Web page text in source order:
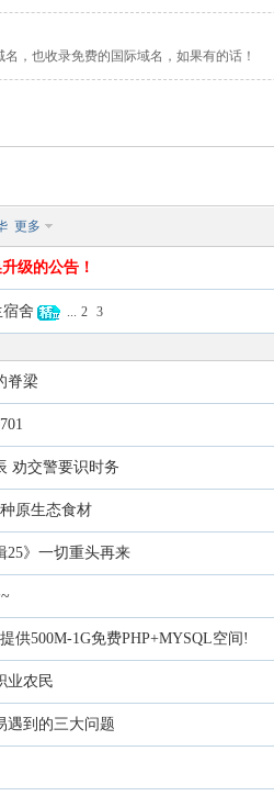
，也收录免费的国际域名，如果有的话！
更多
级的公告！
舍 ... 2 3
脊梁
劝交警要识时务
原生态食材
25》一切重头再来
供500M-1G免费PHP+MYSQL空间!
业农民
遇到的三大问题